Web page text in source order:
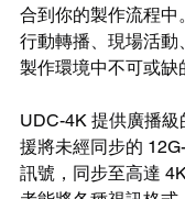
合到你的製作流程中
行動轉播、現場活動
製作環境中不可或缺
UDC-4K 提供廣播
援將未經同步的
訊號，同步至高達